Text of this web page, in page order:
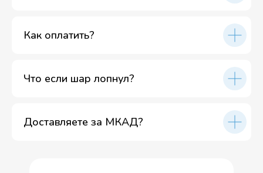
Как оплатить?
Что если шар лопнул?
Доставляете за МКАД?